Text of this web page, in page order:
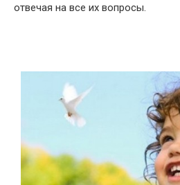
отвечая на все их вопросы.